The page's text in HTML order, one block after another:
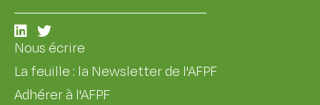
Nous écrire
La feuille : la Newsletter de l'AFPF
Adhérer à l'AFPF